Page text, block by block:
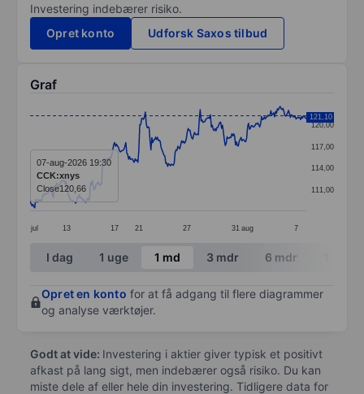
Investering indebærer risiko.
Opret konto
Udforsk Saxos tilbud
Graf
Line chart with 299 data points.
The chart has 1 X axis displaying categories.
The chart has 1 Y axis displaying values. Data
jul 13 17 21 27 31 aug 7
111,00
114,00
117,00
120,00
121,10
07-aug-2026 19:30
CCK:xnys
Close120,66
End of interactive chart.
I dag 1 uge 1 md 3 mdr 6 mdr
Opret en konto for at få adgang til flere diagrammer
og analyse værktøjer.
Godt at vide: Investering i aktier giver typisk et positivt
afkast på lang sigt, men indebærer også risiko. Du kan
miste dele af eller hele din investering. Tidligere data for